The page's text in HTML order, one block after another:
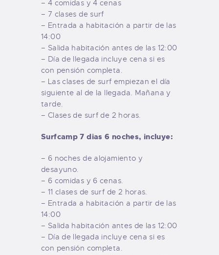
– 4 comidas y 4 cenas
– 7 clases de surf
– Entrada a habitación a partir de las
14:00
– Salida habitación antes de las 12:00
– Día de llegada incluye cena si es
con pensión completa.
– Las clases de surf empiezan el día
siguiente al de la llegada. Mañana y
tarde.
– Clases de surf de 2 horas.
Surfcamp 7 dias 6 noches, incluye:
– 6 noches de alojamiento y
desayuno.
– 6 comidas y 6 cenas.
– 11 clases de surf de 2 horas.
– Entrada a habitación a partir de las
14:00
– Salida habitación antes de las 12:00
– Día de llegada incluye cena si es
con pensión completa.